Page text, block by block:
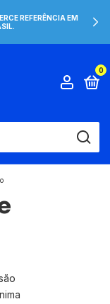
REFERÊNCIA EM
0